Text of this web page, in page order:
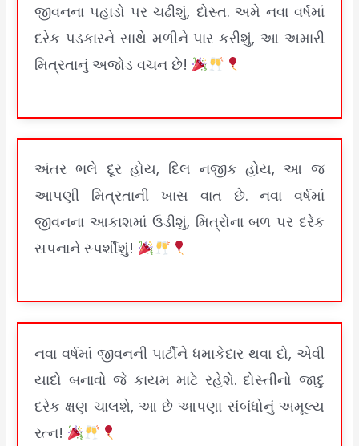
જીવનના પહાડો પર ચઢીશું, દોસ્ત. અમે નવા વર્ષમાં
દરેક પડકારને સાથે મળીને પાર કરીશું, આ અમારી
મિત્રતાનું અજોડ વચન છે!
અંતર ભલે દૂર હોય, દિલ નજીક હોય, આ જ
આપણી મિત્રતાની ખાસ વાત છે. નવા વર્ષમાં
જીવનના આકાશમાં ઉડીશું, મિત્રોના બળ પર દરેક
સપનાને સ્પર્શીશું!
નવા વર્ષમાં જીવનની પાર્ટીને ધમાકેદાર થવા દો, એવી
યાદો બનાવો જે કાયમ માટે રહેશે. દોસ્તીનો જાદુ
દરેક ક્ષણ ચાલશે, આ છે આપણા સંબંધોનું અમૂલ્ય
રત્ન!